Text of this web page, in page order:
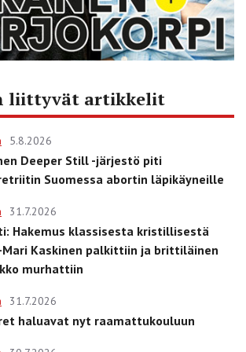
liittyvät artikkelit
5.8.2026
Deeper Still -järjestö piti
Suomessa abortin läpikäyneille
31.7.2026
Hakemus klassisesta kristillisestä
Mari Kaskinen palkittiin ja brittiläinen
murhattiin
31.7.2026
haluavat nyt raamattukouluun